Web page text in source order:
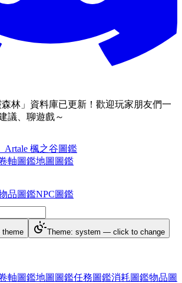
森林」資料庫已更新！歡迎玩家朋友們一
議、聊遊戲～
Artale 楓之谷圖鑑
軸圖鑑地圖圖鑑
品圖鑑NPC圖鑑
Theme: system — click to change
軸圖鑑地圖圖鑑任務圖鑑消耗圖鑑物品圖